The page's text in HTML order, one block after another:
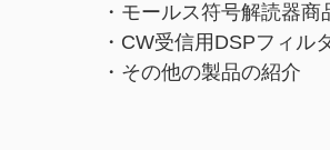
・モールス符号解読器
・CW受信用DSPフィル
・その他の製品の紹介